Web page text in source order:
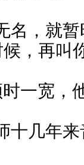
名，就
，再叫
一宽，
十几年